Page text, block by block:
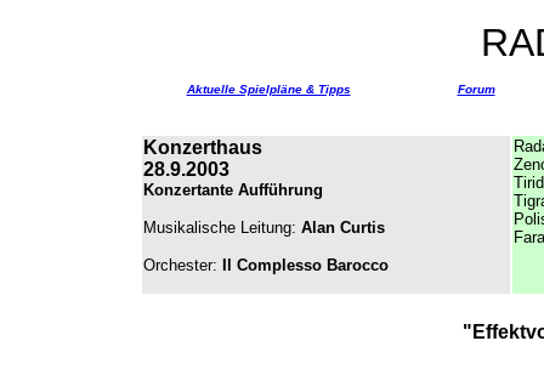
Aktuelle Spielpläne & Tipps Forum
Konzerthaus
28.9.2003
Konzertante Aufführung
Musikalische Leitung: Alan Curtis
Orchester: Il Complesso Barocco
"